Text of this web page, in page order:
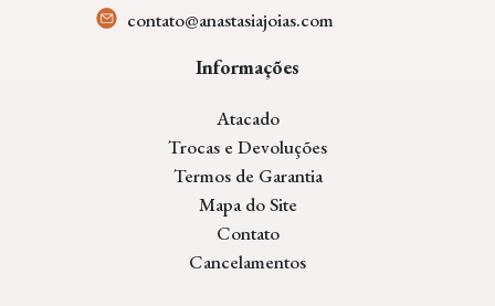
contato@anastasiajoias.com
Informações
Atacado
Trocas e Devoluções
Termos de Garantia
Mapa do Site
Contato
Cancelamentos